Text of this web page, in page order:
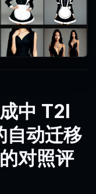
中 T2I
自动迁移
对照评